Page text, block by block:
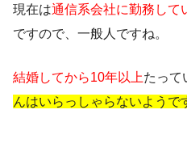
現在は通信系会社に勤務して
ですので、 一般人 ですね。
結婚してから10年以上たって
んはいらっしゃらないようで